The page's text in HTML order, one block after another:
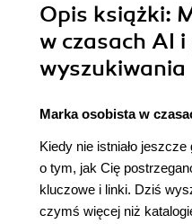
Opis książki:
w czasach AI
wyszukiwania
Marka osobista w
Kiedy nie istniało
o tym, jak Cię
kluczowe i linki. Dziś
czymś więcej niż